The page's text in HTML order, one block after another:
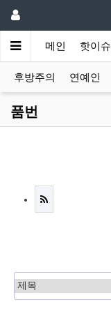
메인 핫이슈
후방주의 연예인
품번